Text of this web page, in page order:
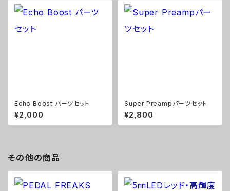
Echo Boost パーツセット
¥2,000
Super Preampパーツセット
¥2,800
その他の商品